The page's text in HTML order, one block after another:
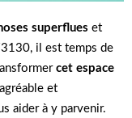
superflues et
il est temps de
cet espace
et
aider à y parvenir.